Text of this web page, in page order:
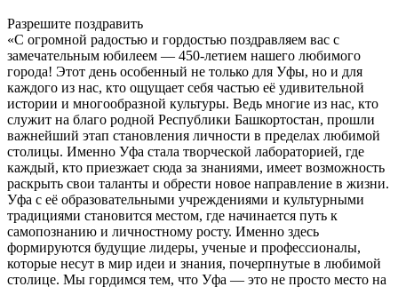
Разрешите поздравить
«С огромной радостью и гордостью поздравляем вас с
замечательным юбилеем — 450-летием нашего любимого
города! Этот день особенный не только для Уфы, но и для
каждого из нас, кто ощущает себя частью её удивительной
истории и многообразной культуры. Ведь многие из нас, кто
служит на благо родной Республики Башкортостан, прошли
важнейший этап становления личности в пределах любимой
столицы. Именно Уфа стала творческой лабораторией, где
каждый, кто приезжает сюда за знаниями, имеет возможность
раскрыть свои таланты и обрести новое направление в жизни.
Уфа с её образовательными учреждениями и культурными
традициями становится местом, где начинается путь к
самопознанию и личностному росту. Именно здесь
формируются будущие лидеры, ученые и профессионалы,
которые несут в мир идеи и знания, почерпнутые в любимой
столице. Мы гордимся тем, что Уфа — это не просто место на